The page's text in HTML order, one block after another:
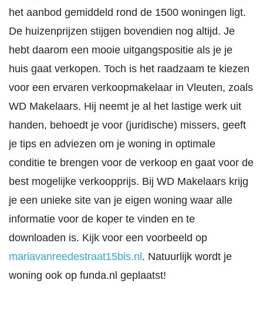
het aanbod gemiddeld rond de 1500 woningen ligt.
De huizenprijzen stijgen bovendien nog altijd. Je
hebt daarom een mooie uitgangspositie als je je
huis gaat verkopen. Toch is het raadzaam te kiezen
voor een ervaren verkoopmakelaar in Vleuten, zoals
WD Makelaars. Hij neemt je al het lastige werk uit
handen, behoedt je voor (juridische) missers, geeft
je tips en adviezen om je woning in optimale
conditie te brengen voor de verkoop en gaat voor de
best mogelijke verkoopprijs. Bij WD Makelaars krijg
je een unieke site van je eigen woning waar alle
informatie voor de koper te vinden en te
downloaden is. Kijk voor een voorbeeld op
mariavanreedestraat15bis.nl . Natuurlijk wordt je
woning ook op funda.nl geplaatst!